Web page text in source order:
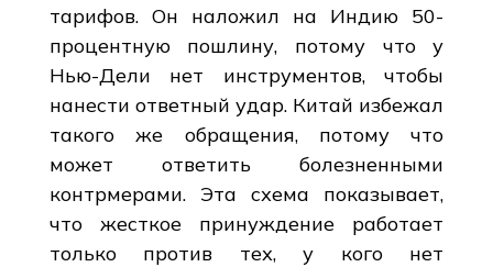
тарифов. Он наложил на Индию 50-
процентную пошлину, потому что у
Нью-Дели нет инструментов, чтобы
нанести ответный удар. Китай избежал
такого же обращения, потому что
может ответить болезненными
контрмерами. Эта схема показывает,
что жесткое принуждение работает
только против тех, у кого нет